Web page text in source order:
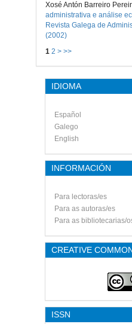
Xosé Antón Barreiro
administrativa e análise
Revista Galega de
(2002)
1 2 > >>
IDIOMA
Español
Galego
English
INFORMACIÓN
Para lectoras/es
Para as autoras/es
Para as bibliotecarias/
CREATIVE
ISSN